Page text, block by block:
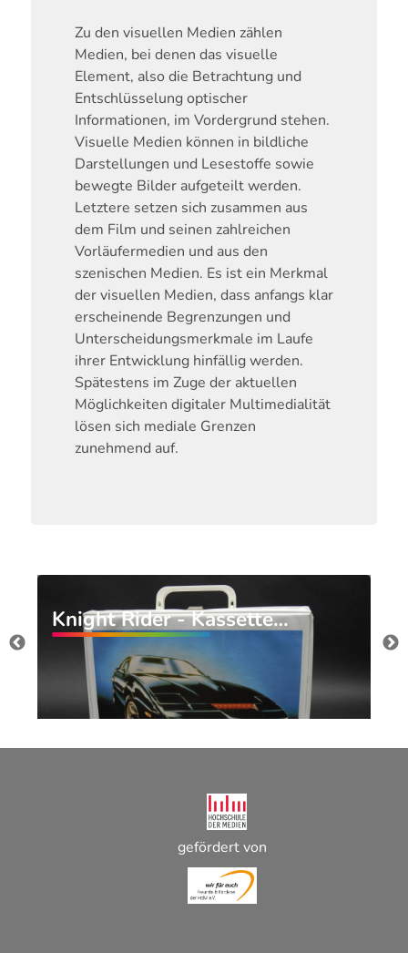
Zu den visuellen Medien zählen
Medien, bei denen das visuelle
Element, also die Betrachtung und
Entschlüsselung optischer
Informationen, im Vordergrund stehen.
Visuelle Medien können in bildliche
Darstellungen und Lesestoffe sowie
bewegte Bilder aufgeteilt werden.
Letztere setzen sich zusammen aus
dem Film und seinen zahlreichen
Vorläufermedien und aus den
szenischen Medien. Es ist ein Merkmal
der visuellen Medien, dass anfangs klar
erscheinende Begrenzungen und
Unterscheidungsmerkmale im Laufe
ihrer Entwicklung hinfällig werden.
Spätestens im Zuge der aktuellen
Möglichkeiten digitaler Multimedialität
lösen sich mediale Grenzen
zunehmend auf.
Knight Rider - Kassette…
gefördert von